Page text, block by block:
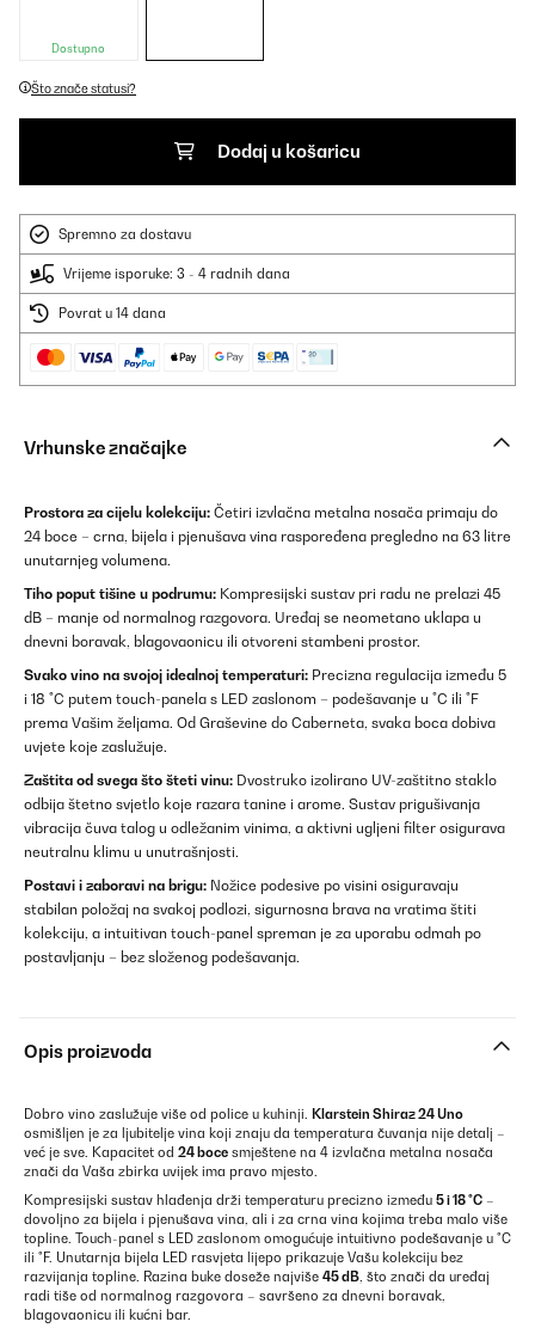
Dostupno
Što znače statusi?
Dodaj u košaricu
Spremno za dostavu
Vrijeme isporuke: 3 - 4 radnih dana
Povrat u 14 dana
Vrhunske značajke
Prostora za cijelu kolekciju: Četiri izvlačna metalna nosača primaju do
24 boce – crna, bijela i pjenušava vina raspoređena pregledno na 63 litre
unutarnjeg volumena.
Tiho poput tišine u podrumu: Kompresijski sustav pri radu ne prelazi 45
dB – manje od normalnog razgovora. Uređaj se neometano uklapa u
dnevni boravak, blagovaonicu ili otvoreni stambeni prostor.
Svako vino na svojoj idealnoj temperaturi: Precizna regulacija između 5
i 18 °C putem touch-panela s LED zaslonom – podešavanje u °C ili °F
prema Vašim željama. Od Graševine do Caberneta, svaka boca dobiva
uvjete koje zaslužuje.
Zaštita od svega što šteti vinu: Dvostruko izolirano UV-zaštitno staklo
odbija štetno svjetlo koje razara tanine i arome. Sustav prigušivanja
vibracija čuva talog u odležanim vinima, a aktivni ugljeni filter osigurava
neutralnu klimu u unutrašnjosti.
Postavi i zaboravi na brigu: Nožice podesive po visini osiguravaju
stabilan položaj na svakoj podlozi, sigurnosna brava na vratima štiti
kolekciju, a intuitivan touch-panel spreman je za uporabu odmah po
postavljanju – bez složenog podešavanja.
Opis proizvoda
Dobro vino zaslužuje više od police u kuhinji. Klarstein Shiraz 24 Uno
osmišljen je za ljubitelje vina koji znaju da temperatura čuvanja nije detalj –
već je sve. Kapacitet od 24 boce smještene na 4 izvlačna metalna nosača
znači da Vaša zbirka uvijek ima pravo mjesto.
Kompresijski sustav hlađenja drži temperaturu precizno između 5 i 18 °C –
dovoljno za bijela i pjenušava vina, ali i za crna vina kojima treba malo više
topline. Touch-panel s LED zaslonom omogućuje intuitivno podešavanje u °C
ili °F. Unutarnja bijela LED rasvjeta lijepo prikazuje Vašu kolekciju bez
razvijanja topline. Razina buke doseže najviše 45 dB, što znači da uređaj
radi tiše od normalnog razgovora – savršeno za dnevni boravak,
blagovaonicu ili kućni bar.